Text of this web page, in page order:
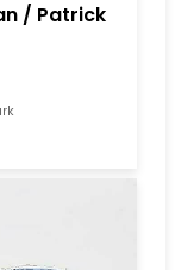
/ Patrick